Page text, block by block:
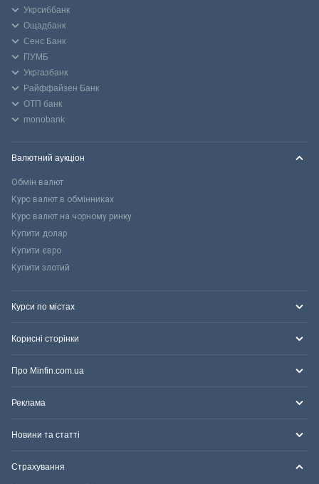
Укрсиббанк
Ощадбанк
Сенс Банк
ПУМБ
Укргазбанк
Райффайзен Банк
ОТП банк
monobank
Валютний аукціон
Обмін валют
Курс валют в обмінниках
Курс валют на чорному ринку
Купити долар
Купити євро
Купити злотий
Курси по містах
Корисні сторінки
Про Minfin.com.ua
Реклама
Новини та статті
Страхування